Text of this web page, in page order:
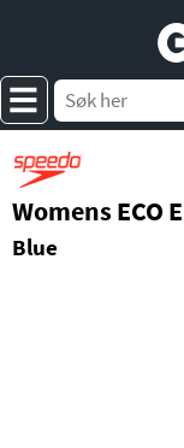
Womens ECO
Blue